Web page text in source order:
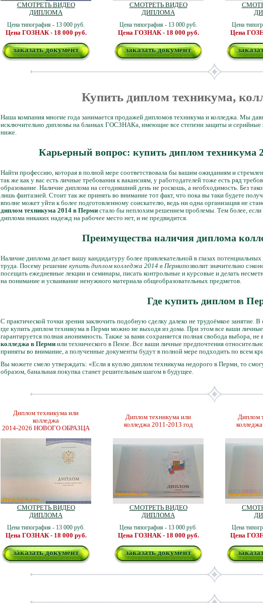
СМОТРЕТЬ ВИДЕО
ДИПЛОМА
Цена типография - 13 000 руб.
Цена ГОЗНАК - 18 000 руб.
заказать документ
СМОТРЕТЬ ВИДЕО
ДИПЛОМА
Цена типография - 13 000 руб.
Цена ГОЗНАК - 18 000 руб.
заказать документ
Цена
Цена
Купить диплом техникума,
Наша компания многие года занимается продажей дипломов техникума и колледжа. Мы
исключительно дипломы на бланках ГОСЗНАКа, имеющие все степени защиты и серийные
ниже.
Карьерный вопрос: купить диплом техникума
Найти профессию, которая в полной мере соответствовала бы вашим ожиданиям и
так же как у вас есть личные требования к вакансиям, у работодателей тоже есть ряд
образование. Наличие диплома на сегодняшний день не роскошь, а необходимость. Без
лишь фантазией. Стоит так же принять во внимание тот факт, что пока вы таки будете
вполне может уйти к более подготовленному соискателю, ведь ни одна организация не
диплом техникума 2014 в Перми стало бы неплохим решением проблемы. Тем более, если
диплома никаких надежд на рабочее место нет, и не предвидится.
Преимущества наличия диплома
Наличие диплома делает вашу кандидатуру более привлекательной в глазах
труда. Посему решение купить диплом колледжа 2014 в Пермипозволит значительно
посещать ежедневные лекции и семинары, писать контрольные и курсовые и делать
на понимание и усваивание ненужного материала общеобразовательных предметов.
Где купить диплом в
С практической точки зрения заключить подобную сделку далеко не трудоёмкое занятие.
где купить диплом техникума в Перми можно не выходя из дома. При этом все ваши
гарантируется полная анонимность. Также за вами сохраняется полная свобода выбора,
колледжа в Перми или технического в Пензе. Все ваши личные предпочтения
приняты во внимание, а полученные документы будут в полной мере подходить по всем
Вы можете смело утверждать: «Если я куплю диплом техникума недорого в Перми, то
образом, банальная покупка станет решительным шагом в будущее.
Диплом техникума или
колледжа
2014-2026 НОВОГО ОБРАЗЦА
СМОТРЕТЬ ВИДЕО
ДИПЛОМА
Цена типография - 13 000 руб.
Цена ГОЗНАК - 18 000 руб.
заказать документ
Диплом техникума или
колледжа 2011-2013 год
СМОТРЕТЬ ВИДЕО
ДИПЛОМА
Цена типография - 13 000 руб.
Цена ГОЗНАК - 18 000 руб.
заказать документ
Диплом
Цена
Цена